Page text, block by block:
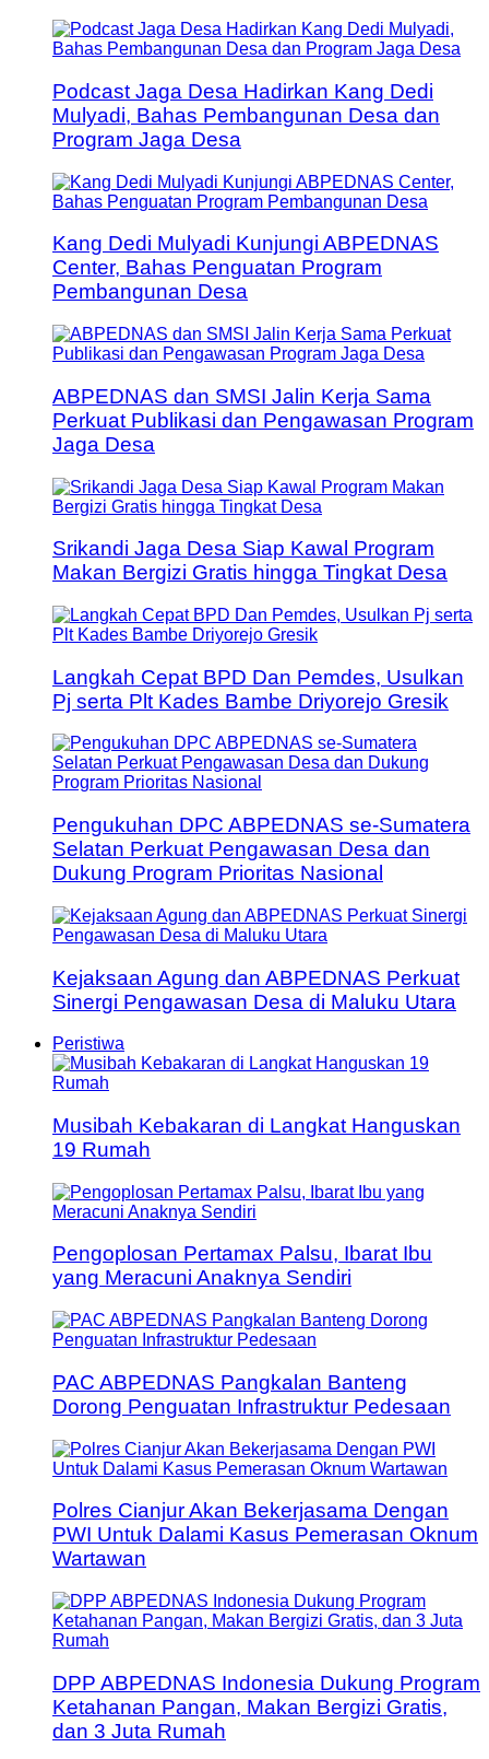
Podcast Jaga Desa Hadirkan Kang Dedi
Mulyadi, Bahas Pembangunan Desa dan
Program Jaga Desa
Kang Dedi Mulyadi Kunjungi ABPEDNAS
Center, Bahas Penguatan Program
Pembangunan Desa
ABPEDNAS dan SMSI Jalin Kerja Sama
Perkuat Publikasi dan Pengawasan Program
Jaga Desa
Srikandi Jaga Desa Siap Kawal Program
Makan Bergizi Gratis hingga Tingkat Desa
Langkah Cepat BPD Dan Pemdes, Usulkan
Pj serta Plt Kades Bambe Driyorejo Gresik
Pengukuhan DPC ABPEDNAS se-Sumatera
Selatan Perkuat Pengawasan Desa dan
Dukung Program Prioritas Nasional
Kejaksaan Agung dan ABPEDNAS Perkuat
Sinergi Pengawasan Desa di Maluku Utara
Peristiwa
Musibah Kebakaran di Langkat Hanguskan
19 Rumah
Pengoplosan Pertamax Palsu, Ibarat Ibu
yang Meracuni Anaknya Sendiri
PAC ABPEDNAS Pangkalan Banteng
Dorong Penguatan Infrastruktur Pedesaan
Polres Cianjur Akan Bekerjasama Dengan
PWI Untuk Dalami Kasus Pemerasan Oknum
Wartawan
DPP ABPEDNAS Indonesia Dukung Program
Ketahanan Pangan, Makan Bergizi Gratis,
dan 3 Juta Rumah